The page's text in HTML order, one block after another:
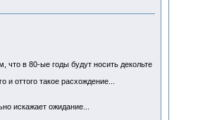
что в 80-ые годы будут носить декольте
оттого такое расхождение...
искажает ожидание...